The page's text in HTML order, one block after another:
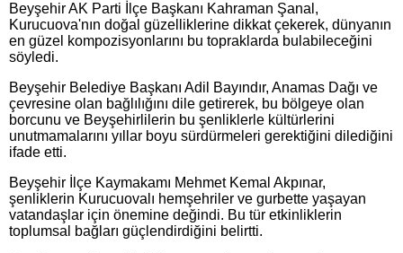
Beyşehir AK Parti İlçe Başkanı Kahraman Şanal,
Kurucuova'nın doğal güzelliklerine dikkat çekerek, dünyanın
en güzel kompozisyonlarını bu topraklarda bulabileceğini
söyledi.
Beyşehir Belediye Başkanı Adil Bayındır, Anamas Dağı ve
çevresine olan bağlılığını dile getirerek, bu bölgeye olan
borcunu ve Beyşehirlilerin bu şenliklerle kültürlerini
unutmamalarını yıllar boyu sürdürmeleri gerektiğini dilediğini
ifade etti.
Beyşehir İlçe Kaymakamı Mehmet Kemal Akpınar,
şenliklerin Kurucuovalı hemşehriler ve gurbette yaşayan
vatandaşlar için önemine değindi. Bu tür etkinliklerin
toplumsal bağları güçlendirdiğini belirtti.